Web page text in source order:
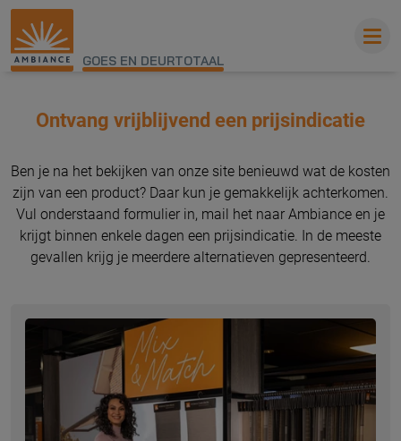
GOES EN DEURTOTAAL
Ontvang vrijblijvend een prijsindicatie
Ben je na het bekijken van onze site benieuwd wat de kosten
zijn van een product? Daar kun je gemakkelijk achterkomen.
Vul onderstaand formulier in, mail het naar Ambiance en je
krijgt binnen enkele dagen een prijsindicatie. In de meeste
gevallen krijg je meerdere alternatieven gepresenteerd.